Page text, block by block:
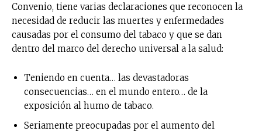
Convenio, tiene varias declaraciones que reconocen la
necesidad de reducir las muertes y enfermedades
causadas por el consumo del tabaco y que se dan
dentro del marco del derecho universal a la salud:
Teniendo en cuenta… las devastadoras
consecuencias… en el mundo entero… de la
exposición al humo de tabaco.
Seriamente preocupadas por el aumento del